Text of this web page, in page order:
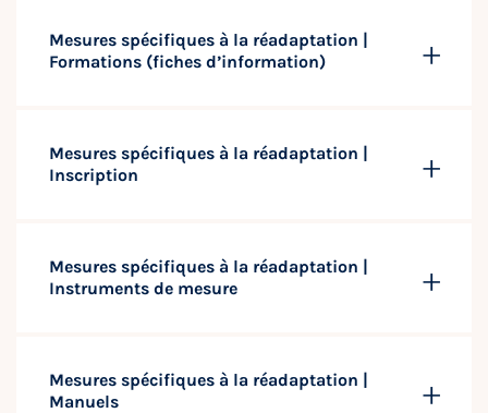
Mesures spécifiques à la réadaptation |
Formations (fiches d’information)
Mesures spécifiques à la réadaptation |
Inscription
Mesures spécifiques à la réadaptation |
Instruments de mesure
Mesures spécifiques à la réadaptation |
Manuels